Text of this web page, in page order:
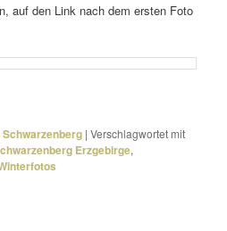
auf den Link nach dem ersten Foto
Schwarzenberg |Verschlagwortet mit
Erzgebirge,